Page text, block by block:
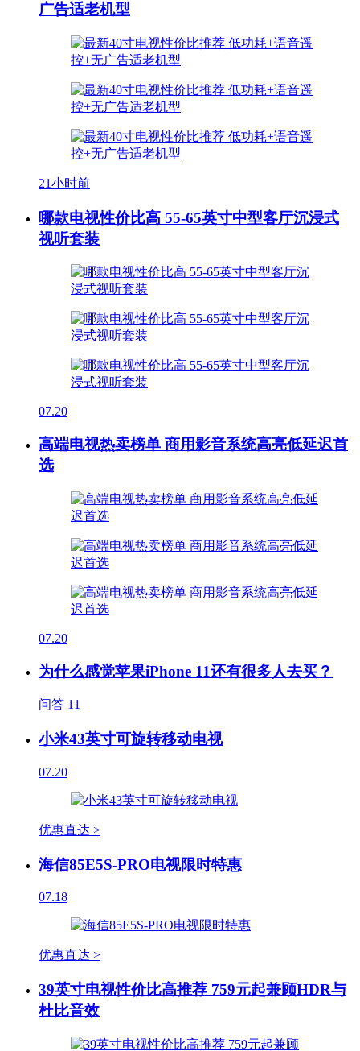
广告适老机型
21小时前
哪款电视性价比高 55-65英寸中型客厅沉浸式
视听套装
07.20
高端电视热卖榜单 商用影音系统高亮低延迟首
选
07.20
为什么感觉苹果iPhone 11还有很多人去买？
问答 11
小米43英寸可旋转移动电视
07.20
优惠直达 >
海信85E5S-PRO电视限时特惠
07.18
优惠直达 >
39英寸电视性价比高推荐 759元起兼顾HDR与
杜比音效